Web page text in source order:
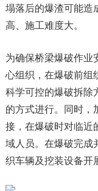
塌落后的爆渣可能造
高、施工难度大。
为确保桥梁爆破作业
心组织，在爆破前组
科学可控的爆破拆除
的方式进行。同时，
接，在爆破时对临近
域人员。在爆破完成
织车辆及挖装设备开